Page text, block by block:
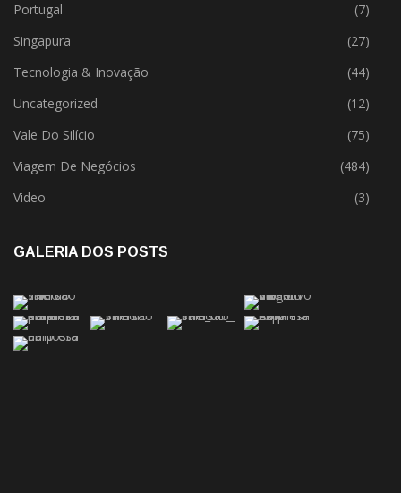
Portugal
(7)
Singapura
(27)
Tecnologia & Inovação
(44)
Uncategorized
(12)
Vale Do Silício
(75)
Viagem De Negócios
(484)
Video
(3)
GALERIA DOS POSTS